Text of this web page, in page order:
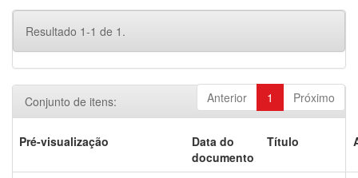
Resultado 1-1 de 1.
Anterior 1 Próximo
Conjunto de itens:
Pré-visualização
Data do
documento
Título